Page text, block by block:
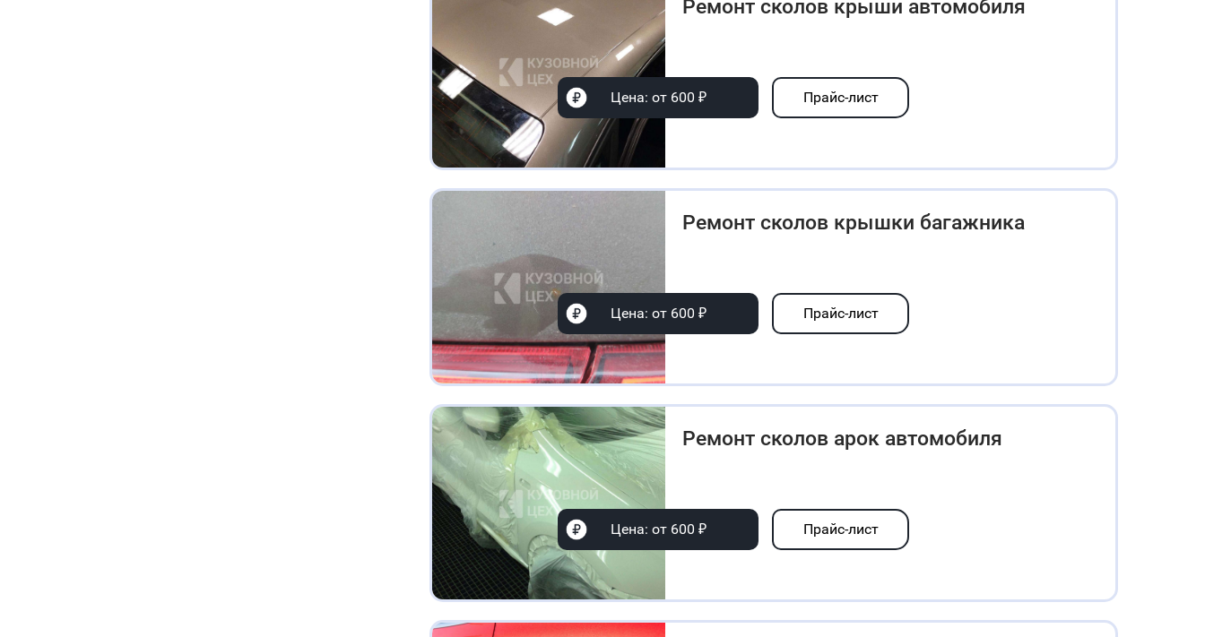
Ремонт сколов крыши автомобиля
Цена: от 600 ₽ Прайс-лист
Ремонт сколов крышки багажника
Цена: от 600 ₽ Прайс-лист
Ремонт сколов арок автомобиля
Цена: от 600 ₽ Прайс-лист